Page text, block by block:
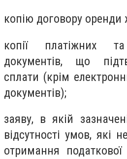
копію договору оренди
копії платіжних
документів, що
сплати (крім
документів);
заяву, в якій
відсутності умов, які
отримання